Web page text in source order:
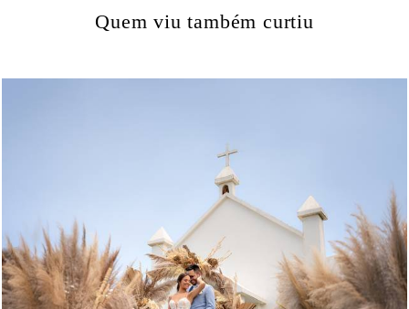
Quem viu também curtiu
922